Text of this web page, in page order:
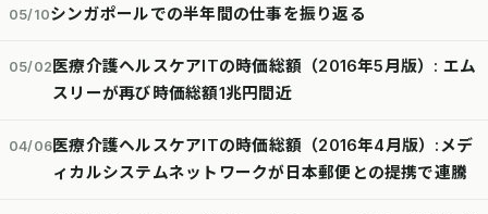
05/10シンガポールでの半年間の仕事を振り返る
05/02医療介護ヘルスケアITの時価総額（2016年5月版）: エム
スリーが再び時価総額1兆円間近
04/06医療介護ヘルスケアITの時価総額（2016年4月版）:メデ
ィカルシステムネットワークが日本郵便との提携で連騰